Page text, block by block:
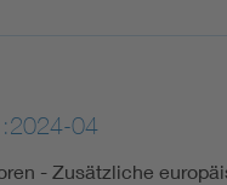
04
- Zusätzliche